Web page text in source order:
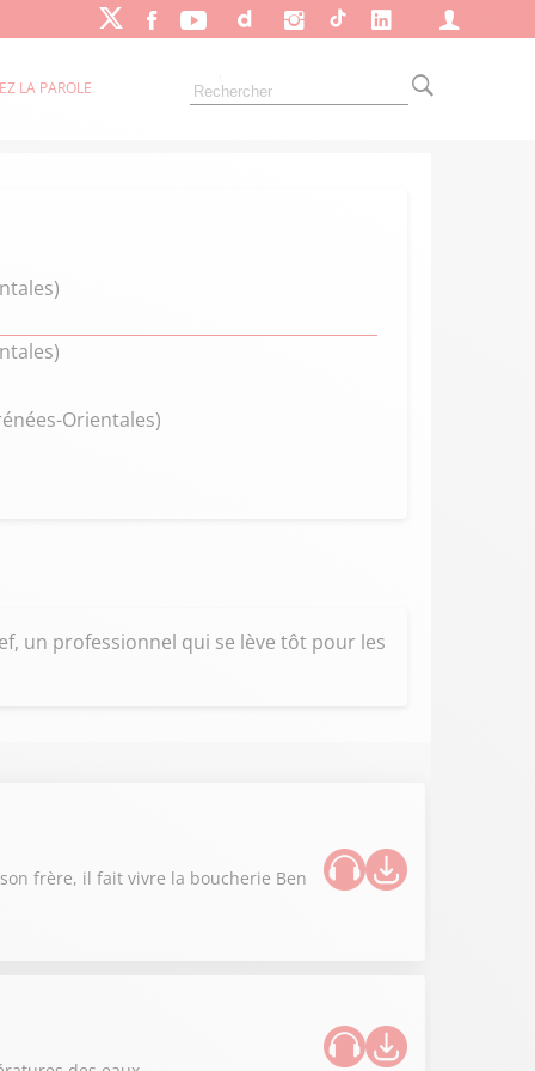
LA PAROLE
Orientales)
un professionnel qui se lève tôt pour les
frère, il fait vivre la boucherie Ben